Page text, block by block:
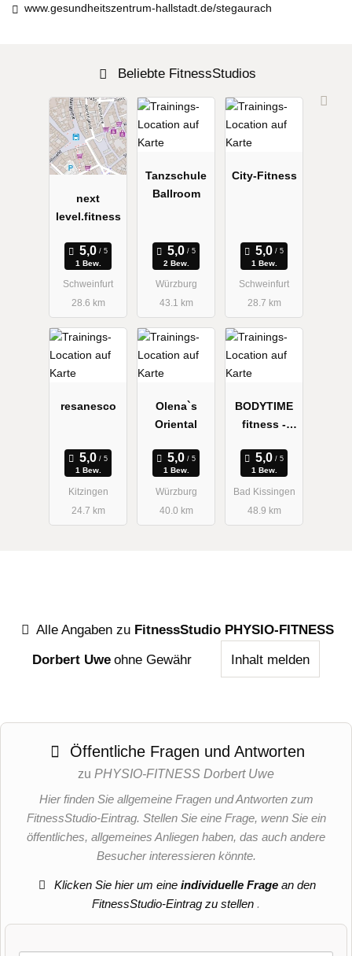
www.gesundheitszentrum-hallstadt.de/stegaurach
Beliebte FitnessStudios
next
level.fitness
1 Bew.
Schweinfurt
28.6 km
Tanzschule
Ballroom
2 Bew.
Würzburg
43.1 km
City-Fitness
1 Bew.
Schweinfurt
28.7 km
resanesco
1 Bew.
Kitzingen
24.7 km
Olena`s
Oriental
1 Bew.
Würzburg
40.0 km
BODYTIME
fitness -
Training Bad
Kissingen
1 Bew.
Bad Kissingen
48.9 km
Alle Angaben zu FitnessStudio PHYSIO-FITNESS
Dorbert Uwe ohne Gewähr Inhalt melden
Öffentliche Fragen und Antworten
zu PHYSIO-FITNESS Dorbert Uwe
Hier finden Sie allgemeine Fragen und Antworten zum
FitnessStudio-Eintrag. Stellen Sie eine Frage, wenn Sie ein
öffentliches, allgemeines Anliegen haben, das auch andere
Besucher interessieren könnte.
Klicken Sie hier um eineindividuelle Frage an den
FitnessStudio-Eintrag zu stellen .